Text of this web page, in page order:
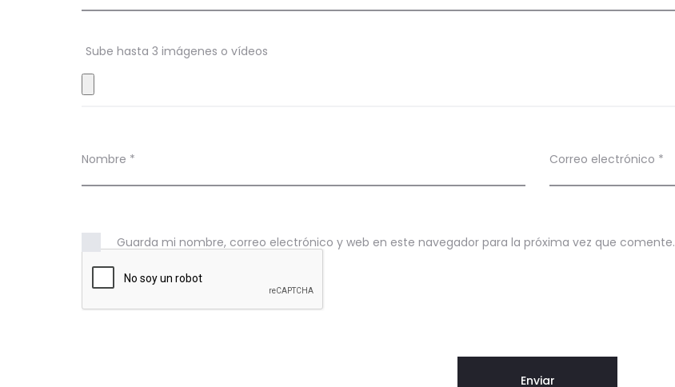
n
e
Sube hasta 3 imágenes o vídeos
Nombre * Correo electrónico *
Guarda mi nombre, correo electrónico y web en este navegador para la próxima vez que comente.